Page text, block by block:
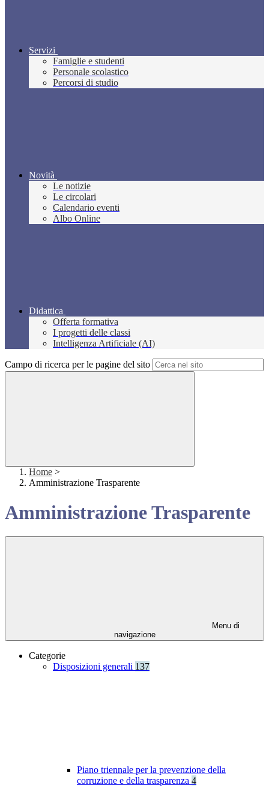
Servizi
Famiglie e studenti
Personale scolastico
Percorsi di studio
Novità
Le notizie
Le circolari
Calendario eventi
Albo Online
Didattica
Offerta formativa
I progetti delle classi
Intelligenza Artificiale (AI)
Campo di ricerca per le pagine del sito
Home >
Amministrazione Trasparente
Amministrazione Trasparente
Menu di
navigazione
Categorie
Disposizioni generali 137
Piano triennale per la prevenzione della
corruzione e della trasparenza 4